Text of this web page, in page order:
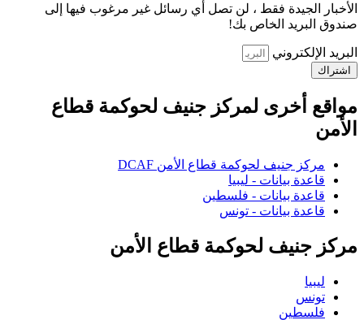
الأخبار الجيدة فقط ، لن تصل أي رسائل غير مرغوب فيها إلى
صندوق البريد الخاص بك!
البريد الإلكتروني
اشتراك
مواقع أخرى لمركز جنيف لحوكمة قطاع
الأمن
مركز جنيف لحوكمة قطاع الأمن DCAF
قاعدة بيانات - ليبيا
قاعدة بيانات - فلسطين
قاعدة بيانات - تونس
مركز جنيف لحوكمة قطاع الأمن
ليبيا
تونس
فلسطين